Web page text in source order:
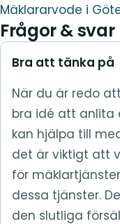
Mäklararvode i
Frågor & svar
Bra att tänka på
När du är redo
bra idé att anlita
kan hjälpa till
det är viktigt att
för
dessa tjänster.
den slutliga